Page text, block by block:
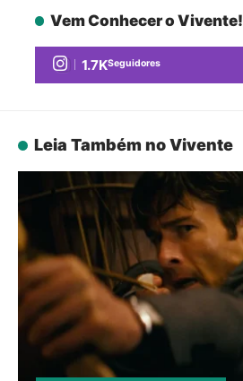
Vem Conhecer o Vivente!
1.7KSeguidores
Leia Também no Vivente